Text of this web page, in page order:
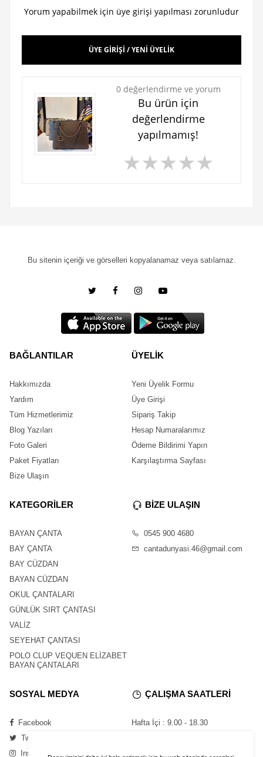
Yorum yapabilmek için üye girişi yapılması zorunludur
ÜYE GİRİŞİ / YENİ ÜYELİK
0 değerlendirme ve yorum
Bu ürün için
değerlendirme
yapılmamış!
★★★★★
Bu sitenin içeriği ve görselleri kopyalanamaz veya satılamaz.
BAĞLANTILAR
Hakkımızda
Yardım
Tüm Hizmetlerimiz
Blog Yazıları
Foto Galeri
Paket Fiyatları
Bize Ulaşın
ÜYELİK
Yeni Üyelik Formu
Üye Girişi
Sipariş Takip
Hesap Numaralarımız
Ödeme Bildirimi Yapın
Karşılaştırma Sayfası
KATEGORİLER
BAYAN ÇANTA
BAY ÇANTA
BAY CÜZDAN
BAYAN CÜZDAN
OKUL ÇANTALARI
GÜNLÜK SIRT ÇANTASI
VALİZ
SEYEHAT ÇANTASI
POLO CLUP VEQUEN ELİZABET
BAYAN ÇANTALARI
BİZE ULAŞIN
0545 900 4680
cantadunyasi.46@gmail.com
SOSYAL MEDYA
Facebook
Twitter
Instagram
ÇALIŞMA SAATLERİ
Hafta İçi : 9.00 - 18.30
Pazar : Kapalı